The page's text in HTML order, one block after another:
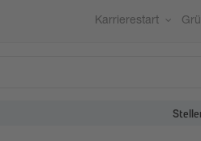
Karrierestart